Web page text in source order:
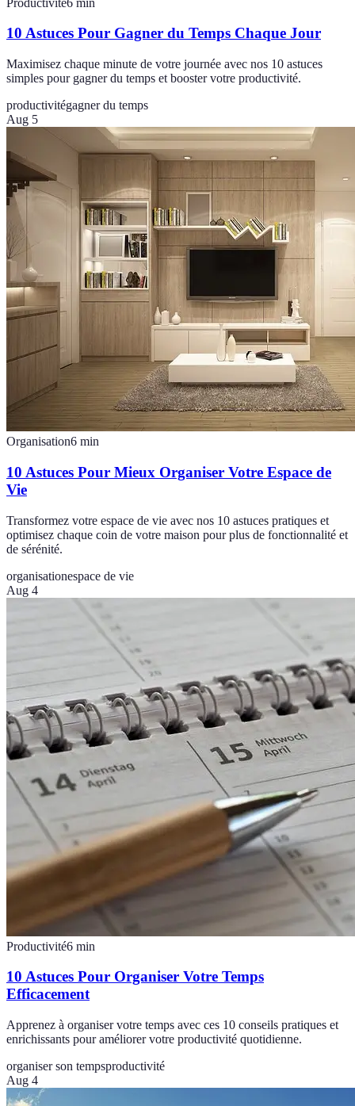
10 Astuces Pour Gagner du Temps Chaque Jour
Maximisez chaque minute de votre journée avec nos 10 astuces
simples pour gagner du temps et booster votre productivité.
productivitégagner du temps
Aug 5
Organisation6 min
10 Astuces Pour Mieux Organiser Votre Espace de
Vie
Transformez votre espace de vie avec nos 10 astuces pratiques et
optimisez chaque coin de votre maison pour plus de fonctionnalité et
de sérénité.
organisationespace de vie
Aug 4
Productivité6 min
10 Astuces Pour Organiser Votre Temps
Efficacement
Apprenez à organiser votre temps avec ces 10 conseils pratiques et
enrichissants pour améliorer votre productivité quotidienne.
organiser son tempsproductivité
Aug 4